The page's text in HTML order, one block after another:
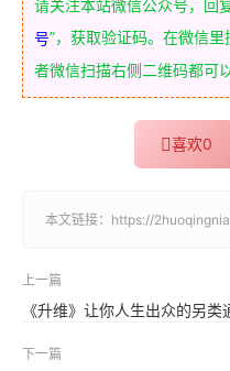
请关注本站微信公众号，回
号”，获取验证码。在微信里
者微信扫描右侧二维码都可
喜欢0
本文链接： https://
上一篇
《升维》让你人生出众的另类
下一篇